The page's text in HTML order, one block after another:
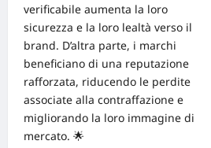
verificabile aumenta la loro
sicurezza e la loro lealtà verso il
brand. D’altra parte, i marchi
beneficiano di una reputazione
rafforzata, riducendo le perdite
associate alla contraffazione e
migliorando la loro immagine di
mercato. 🌟